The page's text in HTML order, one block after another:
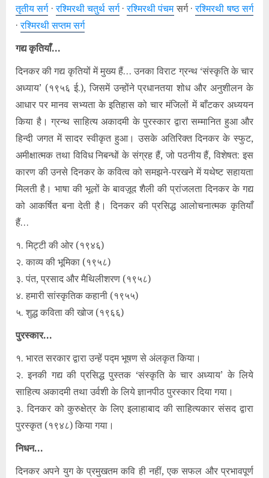
तृतीय सर्ग·रश्मिरथी चतुर्थ सर्ग·रश्मिरथी पंचमसर्ग ·रश्मिरथी षष्ठ सर्ग
·रश्मिरथी सप्तम सर्ग
गद्य कृतियाँ…
दिनकर की गद्य कृतियों में मुख्य हैं… उनका विराट ग्रन्थ ‘संस्कृति के चार
अध्याय’ (१९५६ ई.), जिसमें उन्होंने प्रधानतया शोध और अनुशीलन के
आधार पर मानव सभ्यता के इतिहास को चार मंजिलों में बाँटकर अध्ययन
किया है। ग्रन्थ साहित्य अकादमी के पुरस्कार द्वारा सम्मानित हुआ और
हिन्दी जगत में सादर स्वीकृत हुआ। उसके अतिरिक्त दिनकर के स्फुट,
अमीक्षात्मक तथा विविध निबन्धों के संग्रह हैं, जो पठनीय हैं, विशेषत: इस
कारण की उनसे दिनकर के कवित्व को समझने-परखने में यथेष्ट सहायता
मिलती है। भाषा की भूलों के बावज़ूद शैली की प्रांजलता दिनकर के गद्य
को आकर्षित बना देती है। दिनकर की प्रसिद्ध आलोचनात्मक कृतियाँ
हैं…
१. मिट्टी की ओर (१९४६)
२. काव्य की भूमिका (१९५८)
३. पंत, प्रसाद और मैथिलीशरण (१९५८)
४. हमारी सांस्कृतिक कहानी (१९५५)
५. शुद्ध कविता की खोज (१९६६)
पुरस्कार…
१. भारत सरकार द्वारा उन्‍हें पद्म भूषण से अंलकृत किया।
२. इनकी गद्य की प्रसिद्ध पुस्‍तक ‘संस्कृति के चार अध्याय’ के लिये
साहित्य अकादमी तथा उर्वशी के लिये ज्ञानपीठ पुरस्कार दिया गया।
३. दिनकर को कुरुक्षेत्र के लिए इलाहाबाद की साहित्यकार संसद द्वारा
पुरस्कृत (१९४८) किया गया।
निधन…
दिनकर अपने युग के प्रमुखतम कवि ही नहीं, एक सफल और प्रभावपूर्ण